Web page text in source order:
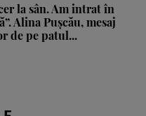
la sân. Am intrat în
Alina Pușcău, mesaj
de pe patul...